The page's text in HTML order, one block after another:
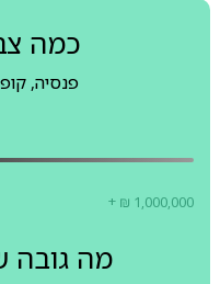
כמה
פנסיה,
+ ₪ 1,000,000
מה גובה